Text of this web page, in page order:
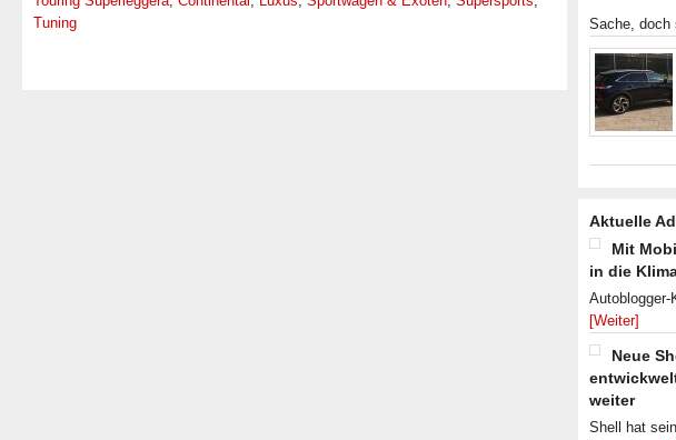
Tuning
Sache,
Aktuelle
Mit
in die
[Weiter]
Neue
weiter
Shell hat